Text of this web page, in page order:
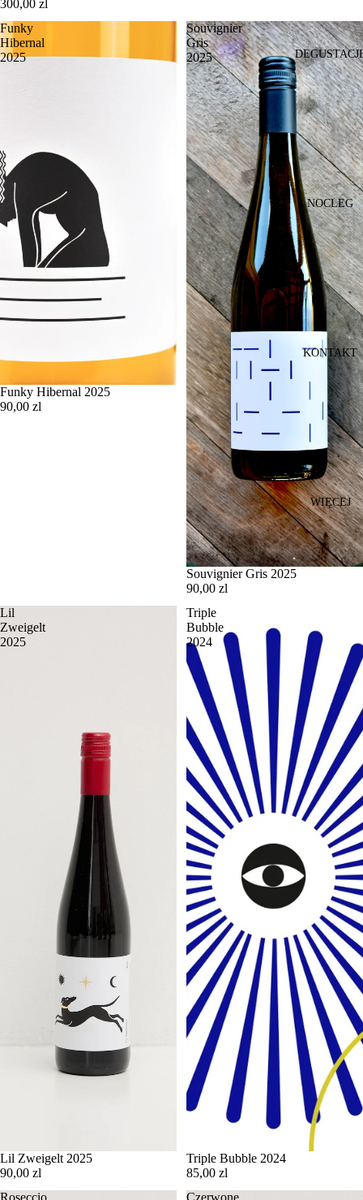
NOCLEG
KONTAKT
WIĘCEJ
300,00 zl
Funky
Hibernal
2025
Funky Hibernal 2025
90,00 zl
Souvignier
Gris
2025
Souvignier Gris 2025
90,00 zl
Lil
Zweigelt
2025
Lil Zweigelt 2025
90,00 zl
Triple
Bubble
2024
WYPRZEDANE
Triple Bubble 2024
85,00 zl
Roseccio
Czerwone